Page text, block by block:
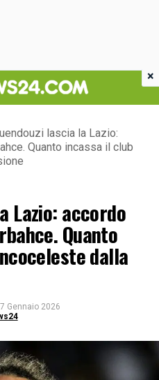
lascia la Lazio:
Quanto incassa il club
Lazio: accordo
Quanto
dalla
7 Gennaio 2026
×